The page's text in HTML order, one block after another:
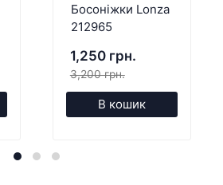
Босоніжки Lonza
212965
1,250 грн.
3,200 грн.
В кошик